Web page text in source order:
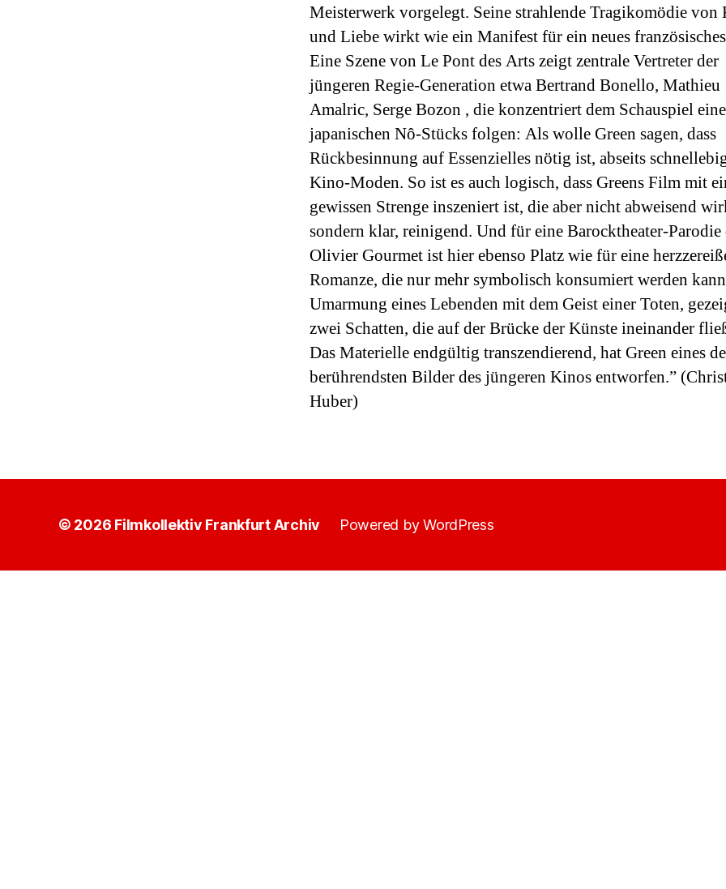
Meisterwerk vorgelegt. Seine strahlende Tragikomödie von
und Liebe wirkt wie ein Manifest für ein neues
Eine Szene von Le Pont des Arts zeigt zentrale Vertreter der
jüngeren Regie-Generation etwa Bertrand Bonello, Mathieu
Amalric, Serge Bozon , die konzentriert dem Schauspiel
japanischen Nô-Stücks folgen: Als wolle Green sagen, dass
Rückbesinnung auf Essenzielles nötig ist, abseits
Kino-Moden. So ist es auch logisch, dass Greens Film mit
gewissen Strenge inszeniert ist, die aber nicht abweisend
sondern klar, reinigend. Und für eine Barocktheater-
Olivier Gourmet ist hier ebenso Platz wie für eine
Romanze, die nur mehr symbolisch konsumiert werden
Umarmung eines Lebenden mit dem Geist einer Toten,
zwei Schatten, die auf der Brücke der Künste ineinander
Das Materielle endgültig transzendierend, hat Green eines
berührendsten Bilder des jüngeren Kinos entworfen.”
Huber)
© 2026 Filmkollektiv Frankfurt Archiv Powered by WordPress